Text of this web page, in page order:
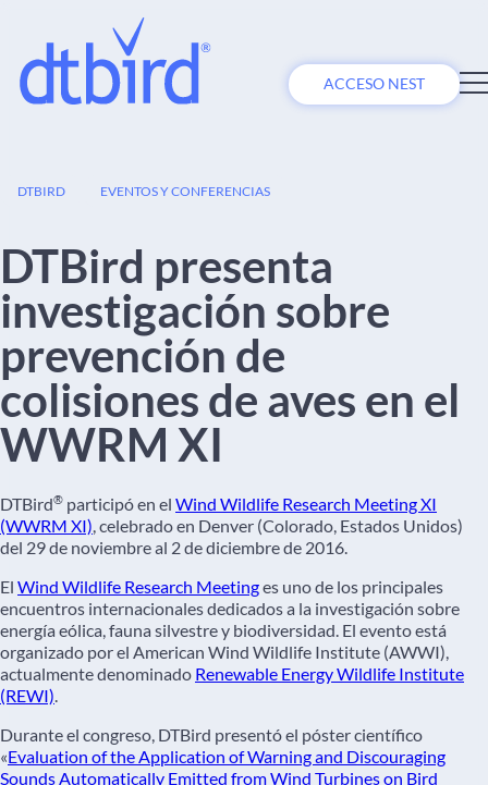
ACCESO NEST
DTBIRD EVENTOS Y CONFERENCIAS
DTBird presenta
investigación sobre
prevención de
colisiones de aves en el
WWRM XI
DTBird® participó en el Wind Wildlife Research Meeting XI
(WWRM XI), celebrado en Denver (Colorado, Estados Unidos)
del 29 de noviembre al 2 de diciembre de 2016.
El Wind Wildlife Research Meetinges uno de los principales
encuentros internacionales dedicados a la investigación sobre
energía eólica, fauna silvestre y biodiversidad. El evento está
organizado por el American Wind Wildlife Institute (AWWI),
actualmente denominado Renewable Energy Wildlife Institute
(REWI).
Durante el congreso, DTBird presentó el póster científico
«Evaluation of the Application of Warning and Discouraging
Sounds Automatically Emitted from Wind Turbines on Bird